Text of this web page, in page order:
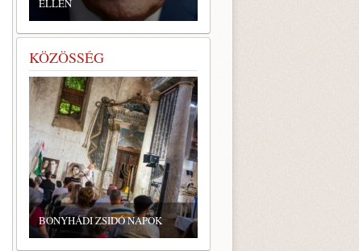
ELLEN
KÖZÖSSÉG
BONYHÁDI ZSIDÓ NAPOK